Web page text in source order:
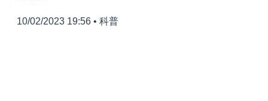
10/02/2023 19:56 • 科普